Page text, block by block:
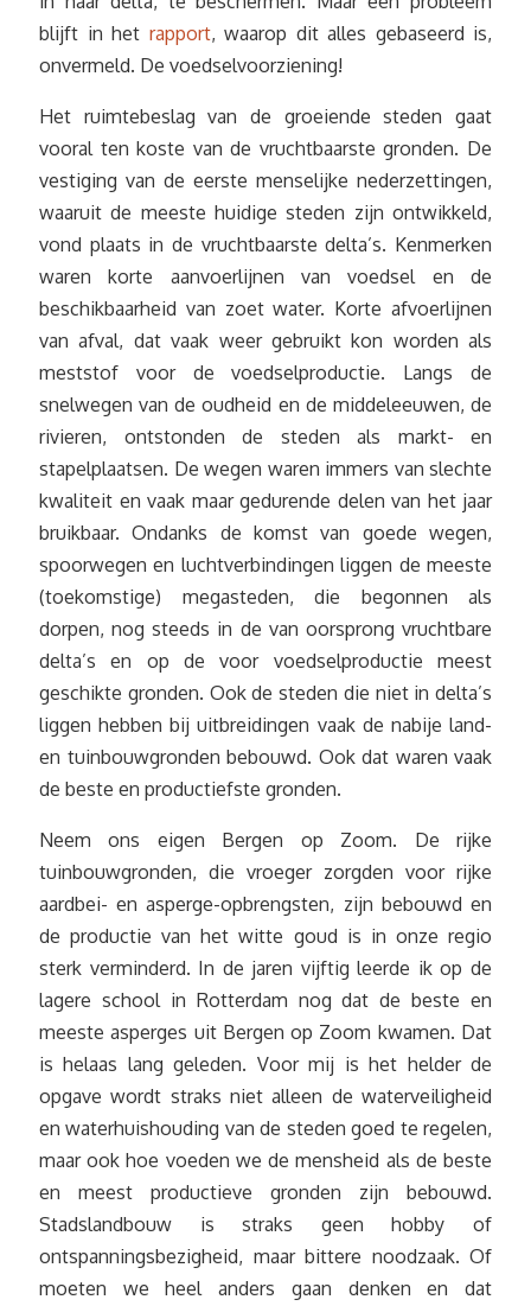
blijft in het rapport, waarop dit alles gebaseerd is,
onvermeld. De voedselvoorziening!
Het ruimtebeslag van de groeiende steden gaat
vooral ten koste van de vruchtbaarste gronden. De
vestiging van de eerste menselijke nederzettingen,
waaruit de meeste huidige steden zijn ontwikkeld,
vond plaats in de vruchtbaarste delta’s. Kenmerken
waren korte aanvoerlijnen van voedsel en de
beschikbaarheid van zoet water. Korte afvoerlijnen
van afval, dat vaak weer gebruikt kon worden als
meststof voor de voedselproductie. Langs de
snelwegen van de oudheid en de middeleeuwen, de
rivieren, ontstonden de steden als markt- en
stapelplaatsen. De wegen waren immers van slechte
kwaliteit en vaak maar gedurende delen van het jaar
bruikbaar. Ondanks de komst van goede wegen,
spoorwegen en luchtverbindingen liggen de meeste
(toekomstige) megasteden, die begonnen als
dorpen, nog steeds in de van oorsprong vruchtbare
delta’s en op de voor voedselproductie meest
geschikte gronden. Ook de steden die niet in delta’s
liggen hebben bij uitbreidingen vaak de nabije land-
en tuinbouwgronden bebouwd. Ook dat waren vaak
de beste en productiefste gronden.
Neem ons eigen Bergen op Zoom. De rijke
tuinbouwgronden, die vroeger zorgden voor rijke
aardbei- en asperge-opbrengsten, zijn bebouwd en
de productie van het witte goud is in onze regio
sterk verminderd. In de jaren vijftig leerde ik op de
lagere school in Rotterdam nog dat de beste en
meeste asperges uit Bergen op Zoom kwamen. Dat
is helaas lang geleden. Voor mij is het helder de
opgave wordt straks niet alleen de waterveiligheid
en waterhuishouding van de steden goed te regelen,
maar ook hoe voeden we de mensheid als de beste
en meest productieve gronden zijn bebouwd.
Stadslandbouw is straks geen hobby of
ontspanningsbezigheid, maar bittere noodzaak. Of
moeten we heel anders gaan denken en dat